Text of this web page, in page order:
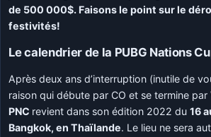
de 500 000$. Faisons le point sur le
festivités!
Le calendrier de la PUBG Nations
Après deux ans d’interruption (inutile de
raison qui débute par CO et se termine par
PNC revient dans son édition 2022 du16
Bangkok, en Thaïlande. Le lieu ne sera